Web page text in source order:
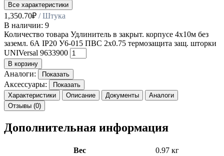
Все характеристики
1,350.70₽ / Штука
В наличии: 9
Количество товара Удлинитель в закрыт. корпусе 4х10м без
заземл. 6А IP20 У6-015 ПВС 2х0.75 термозащита защ. шторки
UNIVersal 9633900
В корзину
Аналоги: Показать
Аксессуары:
Показать
Характеристики
Описание Документы
Аналоги
Отзывы (0)
Дополнительная информация
Вес
0.97 кг